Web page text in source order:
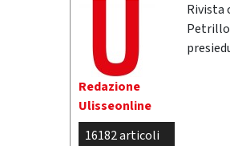
Redazione
Ulisseonline
16182 articoli
Rivista
Petrillo